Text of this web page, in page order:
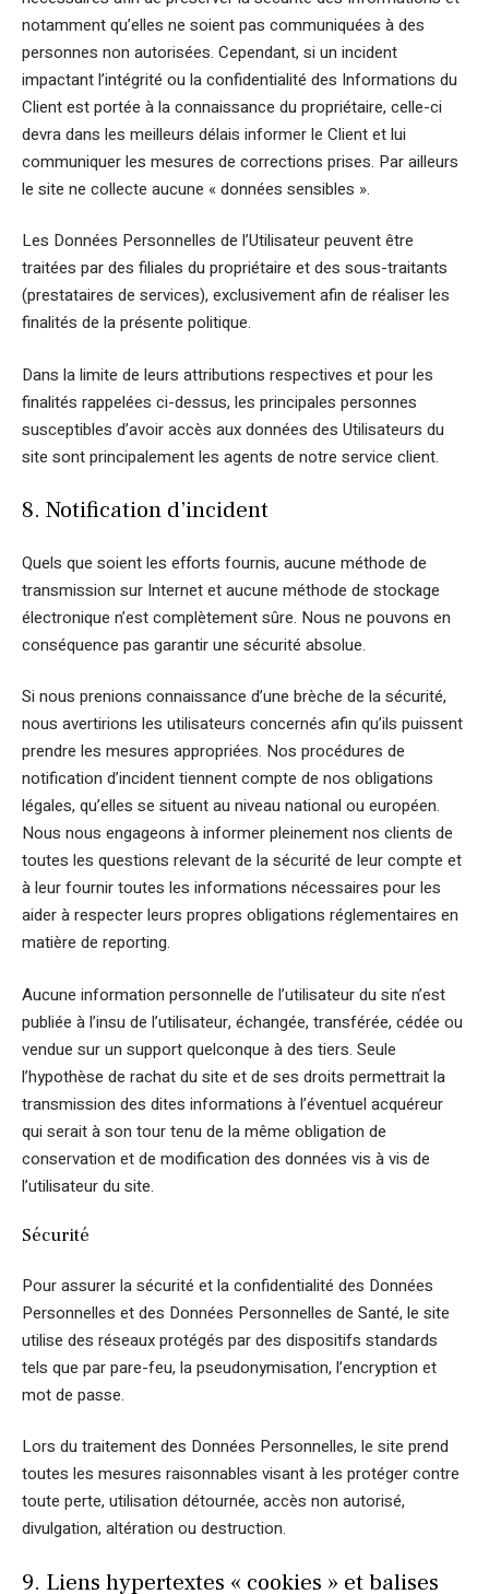
notamment qu’elles ne soient pas communiquées à des
personnes non autorisées. Cependant, si un incident
impactant l’intégrité ou la confidentialité des Informations du
Client est portée à la connaissance du propriétaire, celle-ci
devra dans les meilleurs délais informer le Client et lui
communiquer les mesures de corrections prises. Par ailleurs
le site ne collecte aucune « données sensibles ».
Les Données Personnelles de l’Utilisateur peuvent être
traitées par des filiales du propriétaire et des sous-traitants
(prestataires de services), exclusivement afin de réaliser les
finalités de la présente politique.
Dans la limite de leurs attributions respectives et pour les
finalités rappelées ci-dessus, les principales personnes
susceptibles d’avoir accès aux données des Utilisateurs du
site sont principalement les agents de notre service client.
8. Notification d’incident
Quels que soient les efforts fournis, aucune méthode de
transmission sur Internet et aucune méthode de stockage
électronique n’est complètement sûre. Nous ne pouvons en
conséquence pas garantir une sécurité absolue.
Si nous prenions connaissance d’une brèche de la sécurité,
nous avertirions les utilisateurs concernés afin qu’ils puissent
prendre les mesures appropriées. Nos procédures de
notification d’incident tiennent compte de nos obligations
légales, qu’elles se situent au niveau national ou européen.
Nous nous engageons à informer pleinement nos clients de
toutes les questions relevant de la sécurité de leur compte et
à leur fournir toutes les informations nécessaires pour les
aider à respecter leurs propres obligations réglementaires en
matière de reporting.
Aucune information personnelle de l’utilisateur du site n’est
publiée à l’insu de l’utilisateur, échangée, transférée, cédée ou
vendue sur un support quelconque à des tiers. Seule
l’hypothèse de rachat du site et de ses droits permettrait la
transmission des dites informations à l’éventuel acquéreur
qui serait à son tour tenu de la même obligation de
conservation et de modification des données vis à vis de
l’utilisateur du site.
Sécurité
Pour assurer la sécurité et la confidentialité des Données
Personnelles et des Données Personnelles de Santé, le site
utilise des réseaux protégés par des dispositifs standards
tels que par pare-feu, la pseudonymisation, l’encryption et
mot de passe.
Lors du traitement des Données Personnelles, le site prend
toutes les mesures raisonnables visant à les protéger contre
toute perte, utilisation détournée, accès non autorisé,
divulgation, altération ou destruction.
9. Liens hypertextes « cookies » et balises